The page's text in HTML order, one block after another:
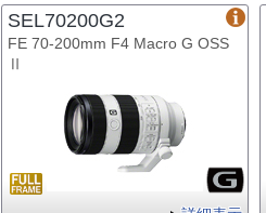
SEL70200G2
FE 70-200mm F4 Macro G OSS
Ⅱ